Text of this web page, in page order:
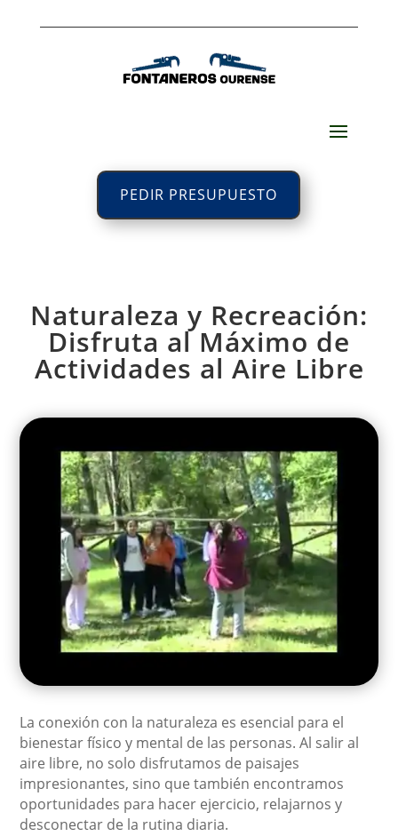
PEDIR PRESUPUESTO
Naturaleza y Recreación:
Disfruta al Máximo de
Actividades al Aire Libre
La conexión con la naturaleza es esencial para el
bienestar físico y mental de las personas. Al salir al
aire libre, no solo disfrutamos de paisajes
impresionantes, sino que también encontramos
oportunidades para hacer ejercicio, relajarnos y
desconectar de la rutina diaria.